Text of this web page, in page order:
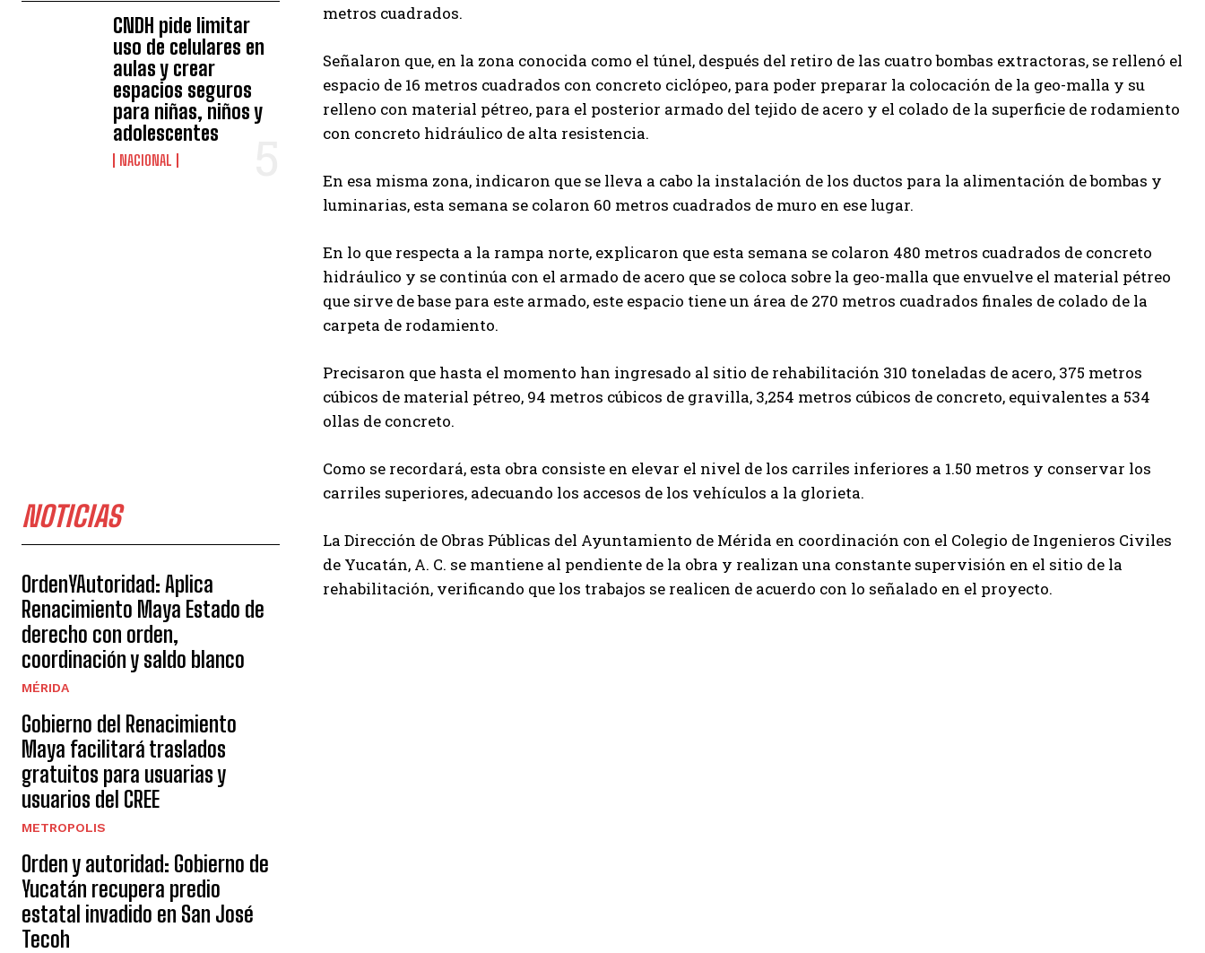
CNDH pide limitar
uso de celulares en
aulas y crear
espacios seguros
para niñas, niños y
adolescentes
NACIONAL
NOTICIAS
OrdenYAutoridad: Aplica
Renacimiento Maya Estado de
derecho con orden,
coordinación y saldo blanco
MÉRIDA
Gobierno del Renacimiento
Maya facilitará traslados
gratuitos para usuarias y
usuarios del CREE
METROPOLIS
Orden y autoridad: Gobierno de
Yucatán recupera predio
estatal invadido en San José
Tecoh
metros cuadrados.
Señalaron que, en la zona conocida como el túnel, después del retiro de las cuatro bombas extractoras, se rellenó el
espacio de 16 metros cuadrados con concreto ciclópeo, para poder preparar la colocación de la geo-malla y su
relleno con material pétreo, para el posterior armado del tejido de acero y el colado de la superficie de rodamiento
con concreto hidráulico de alta resistencia.
En esa misma zona, indicaron que se lleva a cabo la instalación de los ductos para la alimentación de bombas y
luminarias, esta semana se colaron 60 metros cuadrados de muro en ese lugar.
En lo que respecta a la rampa norte, explicaron que esta semana se colaron 480 metros cuadrados de concreto
hidráulico y se continúa con el armado de acero que se coloca sobre la geo-malla que envuelve el material pétreo
que sirve de base para este armado, este espacio tiene un área de 270 metros cuadrados finales de colado de la
carpeta de rodamiento.
Precisaron que hasta el momento han ingresado al sitio de rehabilitación 310 toneladas de acero, 375 metros
cúbicos de material pétreo, 94 metros cúbicos de gravilla, 3,254 metros cúbicos de concreto, equivalentes a 534
ollas de concreto.
Como se recordará, esta obra consiste en elevar el nivel de los carriles inferiores a 1.50 metros y conservar los
carriles superiores, adecuando los accesos de los vehículos a la glorieta.
La Dirección de Obras Públicas del Ayuntamiento de Mérida en coordinación con el Colegio de Ingenieros Civiles
de Yucatán, A. C. se mantiene al pendiente de la obra y realizan una constante supervisión en el sitio de la
rehabilitación, verificando que los trabajos se realicen de acuerdo con lo señalado en el proyecto.